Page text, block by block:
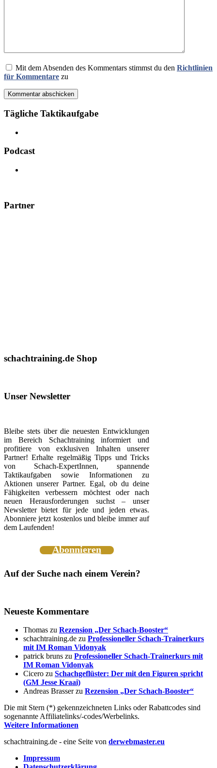
Mit dem Absenden des Kommentars stimmst du den Richtlinien
für Kommentare zu
Kommentar abschicken
Tägliche Taktikaufgabe
Podcast
Partner
schachtraining.de Shop
Unser Newsletter
Bleibe stets über die neuesten Entwicklungen
im Bereich Schachtraining informiert und
profitiere von exklusiven Inhalten unserer
Partner! Erhalte regelmäßig Tipps und Tricks
von Schach-ExpertInnen, spannende
Taktikaufgaben sowie Informationen zu
Aktionen unserer Partner. Egal, ob du deine
Fähigkeiten verbessern möchtest oder nach
neuen Herausforderungen suchst – unser
Newsletter bietet für jede und jeden etwas.
Abonniere jetzt kostenlos und bleibe immer auf
dem Laufenden!
Abonnieren
Auf der Suche nach einem Verein?
Neueste Kommentare
Thomas zu Rezension „Der Schach-Booster“
schachtraining.de zu Professioneller Schach-Trainerkurs
mit IM Roman Vidonyak
patrick bruns zu Professioneller Schach-Trainerkurs mit
IM Roman Vidonyak
Cicero zu Schachgeflüster: Der mit den Figuren spricht
(GM Jesse Kraai)
Andreas Brasserzu Rezension „Der Schach-Booster“
Die mit Stern (*) gekennzeichneten Links oder Rabattcodes sind
sogenannte Affiliatelinks/-codes/Werbelinks.
Weitere Informationen
schachtraining.de - eine Seite von derwebmaster.eu
Impressum